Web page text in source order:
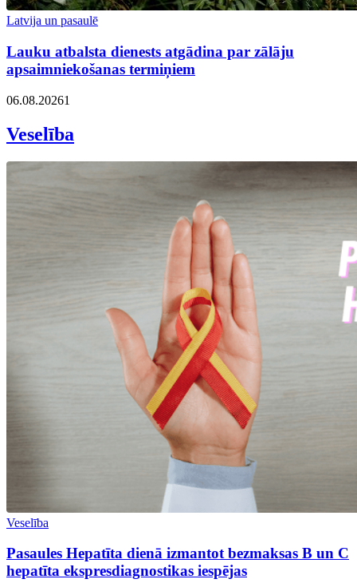
Latvija un pasaulē
Lauku atbalsta dienests atgādina par zālāju
apsaimniekošanas termiņiem
06.08.20261
Veselība
Veselība
Pasaules Hepatīta dienā izmantot bezmaksas B un C
hepatīta ekspresdiagnostikas iespējas